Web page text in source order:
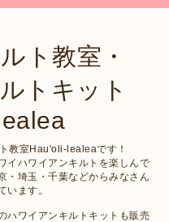
ト教室・
トキット
教室Hau'oli-lealeaです！
イハワイアンキルトを楽しんで
・埼玉・千葉などからみなさん
います。
ハワイアンキルトキットも販売